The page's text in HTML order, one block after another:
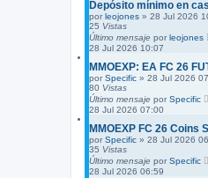
Depósito mínimo en
por leojones » 28 Jul 2026
25 Vistas
Último mensaje por leojones
28 Jul 2026 10:07
MMOEXP: EA FC 26
por Specific » 28 Jul 2026
80 Vistas
Último mensaje por Specific
28 Jul 2026 07:00
MMOEXP FC 26 Coins
por Specific » 28 Jul 2026
35 Vistas
Último mensaje por Specific
28 Jul 2026 06:59